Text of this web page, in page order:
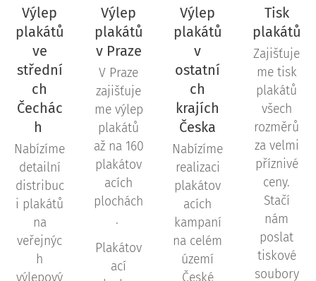
Výlep
plakátů
ve
střední
ch
Čechác
h
Nabízíme
detailní
distribuc
i plakátů
na
veřejnýc
h
výlepový
Výlep
plakátů
v Praze
V Praze
zajišťuje
me výlep
plakátů
až na 160
plakátov
acích
plochách
.
Plakátov
ací
Výlep
plakátů
v
ostatní
ch
krajích
Česka
Nabízíme
realizaci
plakátov
acích
kampaní
na celém
území
České
Tisk
plakátů
Zajišťuje
me tisk
plakátů
všech
rozměrů
za velmi
příznivé
ceny.
Stačí
nám
poslat
tiskové
soubory